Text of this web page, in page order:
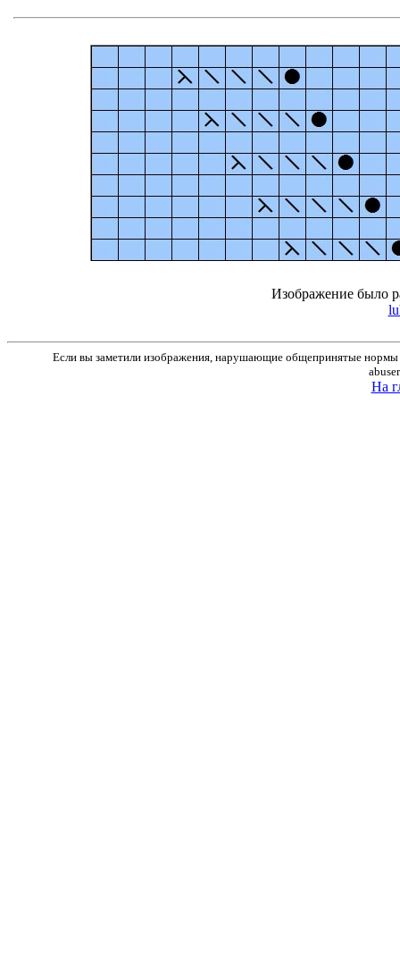
Изображение было
Если вы заметили изображения, нарушающие общепринятые нормы
На